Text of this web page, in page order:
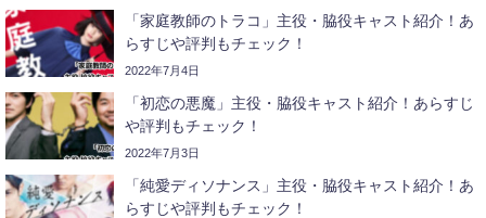
「家庭教師のトラコ」主役・脇役キャスト紹介！あ
らすじや評判もチェック！
2022年7月4日
「初恋の悪魔」主役・脇役キャスト紹介！あらすじ
や評判もチェック！
2022年7月3日
「純愛ディソナンス」主役・脇役キャスト紹介！あ
らすじや評判もチェック！